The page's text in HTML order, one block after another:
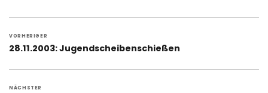
Beitragsnavigation
VORHERIGER
Vorheriger
28.11.2003: Jugendscheibenschießen
NÄCHSTER